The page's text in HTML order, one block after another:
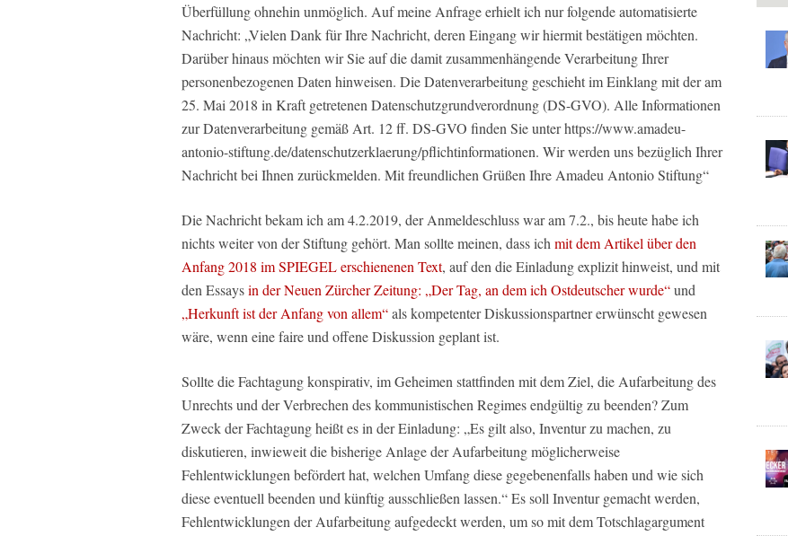
Überfüllung ohnehin unmöglich. Auf meine Anfrage erhielt ich nur folgende automatisierte
Nachricht: „Vielen Dank für Ihre Nachricht, deren Eingang wir hiermit bestätigen möchten.
Darüber hinaus möchten wir Sie auf die damit zusammenhängende Verarbeitung Ihrer
personenbezogenen Daten hinweisen. Die Datenverarbeitung geschieht im Einklang mit der am
25. Mai 2018 in Kraft getretenen Datenschutzgrundverordnung (DS-GVO). Alle Informationen
zur Datenverarbeitung gemäß Art. 12 ff. DS-GVO finden Sie unter https://www.amadeu-
antonio-stiftung.de/datenschutzerklaerung/pflichtinformationen. Wir werden uns bezüglich Ihrer
Nachricht bei Ihnen zurückmelden. Mit freundlichen Grüßen Ihre Amadeu Antonio Stiftung“
Die Nachricht bekam ich am 4.2.2019, der Anmeldeschluss war am 7.2., bis heute habe ich
nichts weiter von der Stiftung gehört. Man sollte meinen, dass ich mit dem Artikel über den
Anfang 2018 im SPIEGEL erschienenen Text, auf den die Einladung explizit hinweist, und mit
den Essaysin der Neuen Zürcher Zeitung: „Der Tag, an dem ich Ostdeutscher wurde“und
„Herkunft ist der Anfang von allem“als kompetenter Diskussionspartner erwünscht gewesen
wäre, wenn eine faire und offene Diskussion geplant ist.
Sollte die Fachtagung konspirativ, im Geheimen stattfinden mit dem Ziel, die Aufarbeitung des
Unrechts und der Verbrechen des kommunistischen Regimes endgültig zu beenden? Zum
Zweck der Fachtagung heißt es in der Einladung: „Es gilt also, Inventur zu machen, zu
diskutieren, inwieweit die bisherige Anlage der Aufarbeitung möglicherweise
Fehlentwicklungen befördert hat, welchen Umfang diese gegebenenfalls haben und wie sich
diese eventuell beenden und künftig ausschließen lassen.“ Es soll Inventur gemacht werden,
Fehlentwicklungen der Aufarbeitung aufgedeckt werden, um so mit dem Totschlagargument